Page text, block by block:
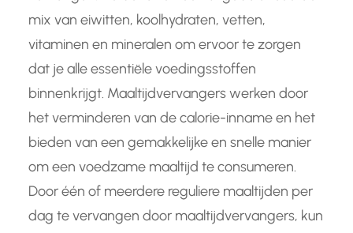
mix van eiwitten, koolhydraten, vetten,
vitaminen en mineralen om ervoor te zorgen
dat je alle essentiële voedingsstoffen
binnenkrijgt. Maaltijdvervangers werken door
het verminderen van de calorie-inname en het
bieden van een gemakkelijke en snelle manier
om een voedzame maaltijd te consumeren.
Door één of meerdere reguliere maaltijden per
dag te vervangen door maaltijdvervangers, kun